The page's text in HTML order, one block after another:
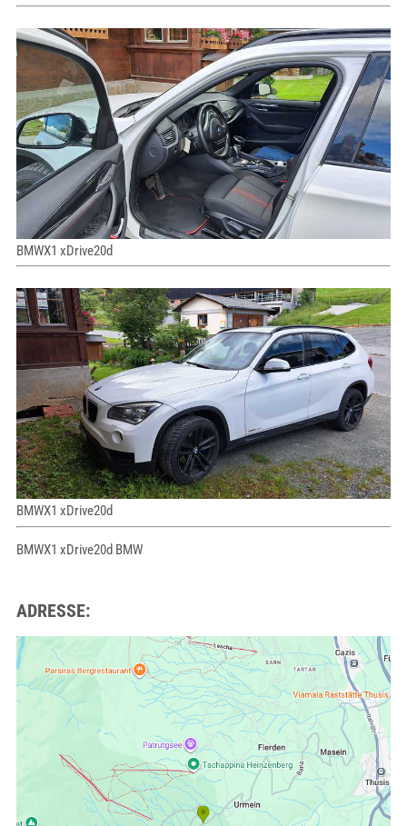
BMWX1 xDrive20d
BMWX1 xDrive20d
BMWX1 xDrive20d BMW
ADRESSE: